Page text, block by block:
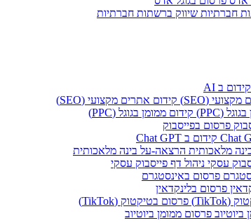
שיווק ברשתות חברתיות
קידום ב AI
קידום אתרים מקצועי (SEO)
קידום ממומן בגוגל (PPC)
פרסום בפייסבוק
קידום ב Chat GPT
הרצאה-על בינה מלאכותית
ניהול דף פייסבוק עסקי
פרסום באינסטגרם
פרסום בלינקדאין
פרסום בטיקטוק (TikTok)
פרסום ממומן ביוטיוב